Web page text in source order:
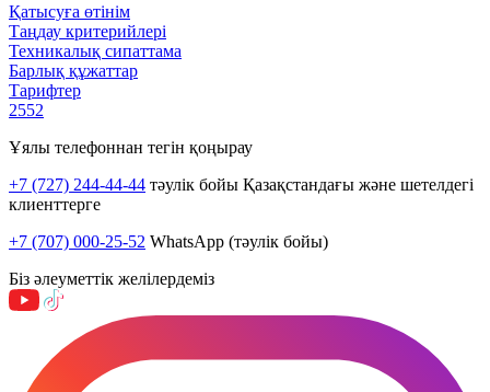
Қатысуға өтінім
Таңдау критерийлері
Техникалық сипаттама
Барлық құжаттар
Тарифтер
2552
Ұялы телефоннан тегін қоңырау
+7 (727) 244-44-44 тәулік бойы Қазақстандағы және шетелдегі
клиенттерге
+7 (707) 000-25-52 WhatsApp (тәулік бойы)
Біз әлеуметтік желілердеміз